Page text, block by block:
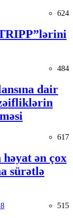
624
484
dair
617
ən çox
sürətlə
515